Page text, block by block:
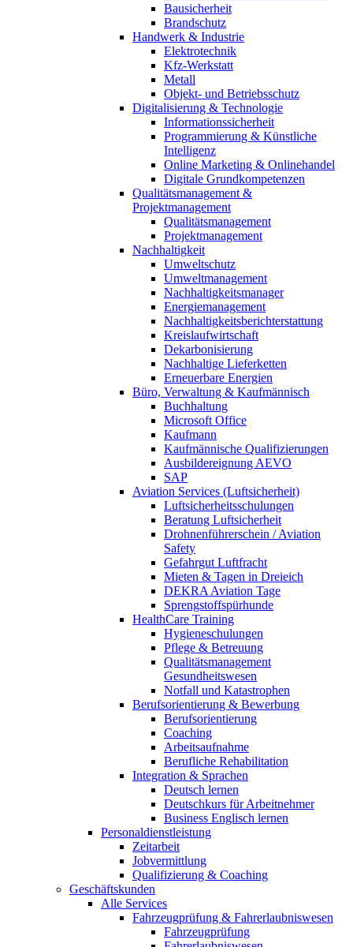
Bausicherheit
Brandschutz
Handwerk & Industrie
Elektrotechnik
Kfz-Werkstatt
Metall
Objekt- und Betriebsschutz
Digitalisierung & Technologie
Informationssicherheit
Programmierung & Künstliche
Intelligenz
Online Marketing & Onlinehandel
Digitale Grundkompetenzen
Qualitätsmanagement &
Projektmanagement
Qualitätsmanagement
Projektmanagement
Nachhaltigkeit
Umweltschutz
Umweltmanagement
Nachhaltigkeitsmanager
Energiemanagement
Nachhaltigkeitsberichterstattung
Kreislaufwirtschaft
Dekarbonisierung
Nachhaltige Lieferketten
Erneuerbare Energien
Büro, Verwaltung & Kaufmännisch
Buchhaltung
Microsoft Office
Kaufmann
Kaufmännische Qualifizierungen
Ausbildereignung AEVO
SAP
Aviation Services (Luftsicherheit)
Luftsicherheitsschulungen
Beratung Luftsicherheit
Drohnenführerschein / Aviation
Safety
Gefahrgut Luftfracht
Mieten & Tagen in Dreieich
DEKRA Aviation Tage
Sprengstoffspürhunde
HealthCare Training
Hygieneschulungen
Pflege & Betreuung
Qualitätsmanagement
Gesundheitswesen
Notfall und Katastrophen
Berufsorientierung & Bewerbung
Berufsorientierung
Coaching
Arbeitsaufnahme
Berufliche Rehabilitation
Integration & Sprachen
Deutsch lernen
Deutschkurs für Arbeitnehmer
Business Englisch lernen
Personaldienstleistung
Zeitarbeit
Jobvermittlung
Qualifizierung & Coaching
Geschäftskunden
Alle Services
Fahrzeugprüfung & Fahrerlaubniswesen
Fahrzeugprüfung